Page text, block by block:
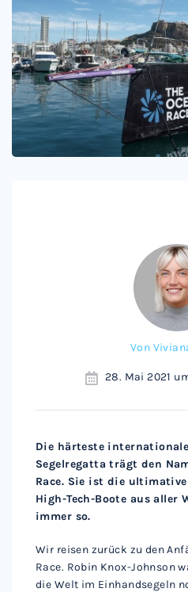
Von
28. Mai 2021
Die härteste
Segelregatta trägt den
Race. Sie ist die
High-Tech-Boote aus aller
immer so.
Wir reisen zurück zu den
Race. Robin Knox-Johnson
die Welt im Einhandsegeln